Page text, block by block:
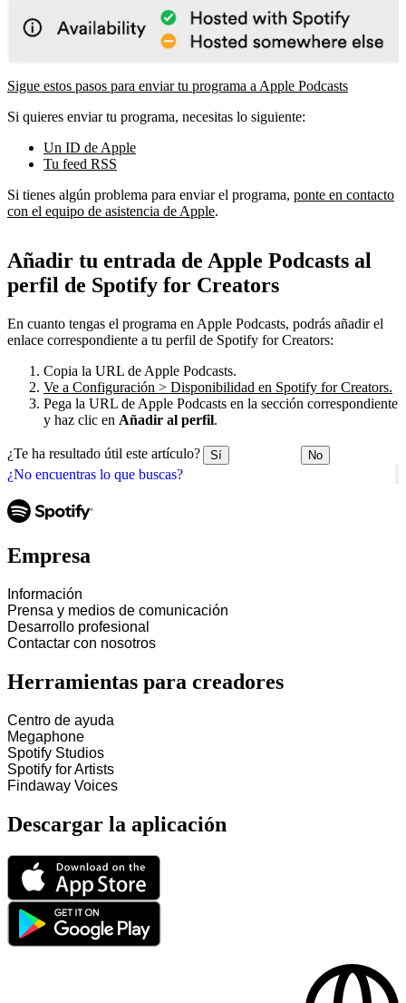
¿No encuentras lo que buscas?
Sigue estos pasos para enviar tu programa a Apple Podcasts
Si quieres enviar tu programa, necesitas lo siguiente:
Un ID de Apple
Tu feed RSS
Si tienes algún problema para enviar el programa, ponte en contacto
con el equipo de asistencia de Apple.
Añadir tu entrada de Apple Podcasts al
perfil de Spotify for Creators
En cuanto tengas el programa en Apple Podcasts, podrás añadir el
enlace correspondiente a tu perfil de Spotify for Creators:
Copia la URL de Apple Podcasts.
Ve a Configuración > Disponibilidad en Spotify for Creators.
Pega la URL de Apple Podcasts en la sección correspondiente
y haz clic en Añadir al perfil.
¿Te ha resultado útil este artículo? Sí No
Empresa
Información
Prensa y medios de comunicación
Desarrollo profesional
Contactar con nosotros
Herramientas para creadores
Centro de ayuda
Megaphone
Spotify Studios
Spotify for Artists
Findaway Voices
Descargar la aplicación